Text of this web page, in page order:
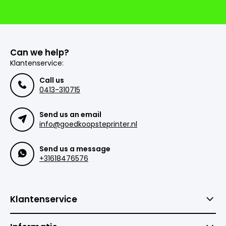
Can we help?
Klantenservice:
Call us
0413-310715
Send us an email
info@goedkoopsteprinter.nl
Send us a message
+31618476576
Klantenservice